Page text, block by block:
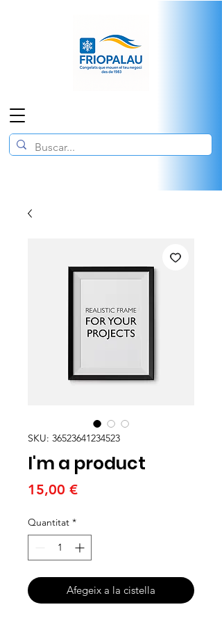
SKU: 36523641234523
I'm a product
15,00 €Price
Quantitat *
Afegeix a la cistella